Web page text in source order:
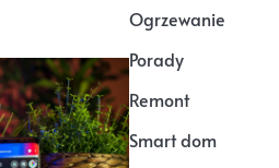
Ogrzewanie
Porady
Remont
Smart dom